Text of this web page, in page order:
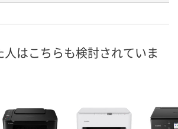
9月1日（火）まで
人はこちらも検討されていま